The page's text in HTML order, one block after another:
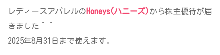
レディースアパレルのHoneys(ハニーズ)から株主優待が届
きました＾＾
2025年8月31日まで使えます。